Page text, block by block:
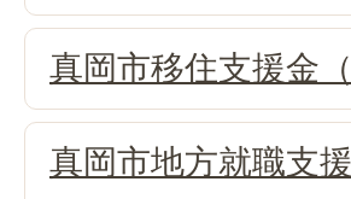
真岡市移住支援金
真岡市地方就職支